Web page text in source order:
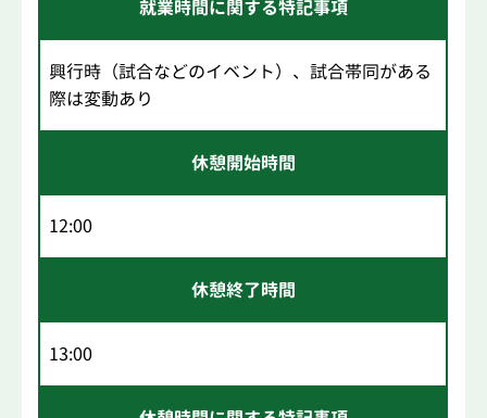
就業時間に関する特記事項
興行時（試合などのイベント）、試合帯同がある
際は変動あり
休憩開始時間
12:00
休憩終了時間
13:00